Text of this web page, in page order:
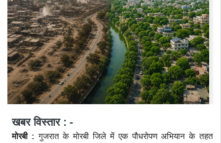
खबर विस्तार : -
मोरबी :गुजरात के मोरबी जिले में एक पौधरोपण अभियान के तहत